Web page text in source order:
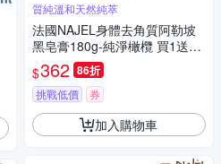
質純溫和天然純萃
法國NAJEL身體去角質阿勒坡
黑皂膏180g-純淨橄欖 買1送1-
有效2027/09
$362 86折
挑戰低價 券
加入購物車